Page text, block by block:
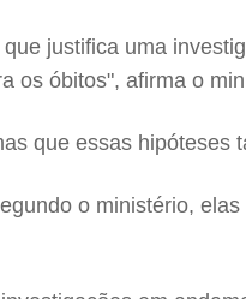
justifica uma
os óbitos", afirma o
que essas hipóteses
o ministério,